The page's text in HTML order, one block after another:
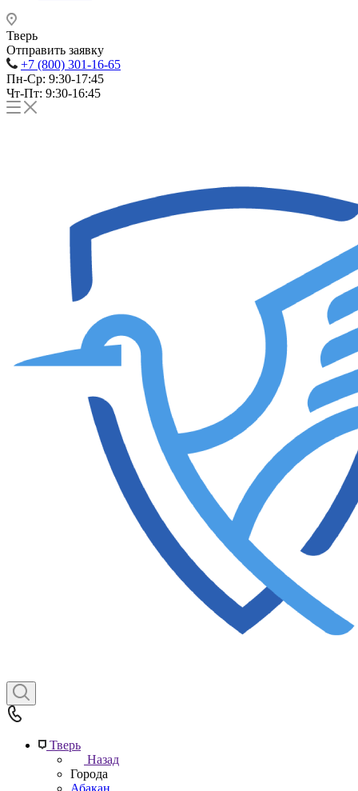
Тверь
Отправить заявку
+7 (800) 301-16-65
Пн-Ср: 9:30-17:45
Чт-Пт: 9:30-16:45
Тверь
Назад
Города
Абакан